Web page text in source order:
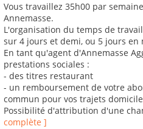
Vous travaillez 35h00 par
Annemasse.
L'organisation du temps de
sur 4 jours et demi, ou 5 jours en
En tant qu'agent d'Annemasse
prestations sociales :
- des titres restaurant
- un remboursement de votre
commun pour vos trajets
Possibilité d'attribution d'une
complète ]